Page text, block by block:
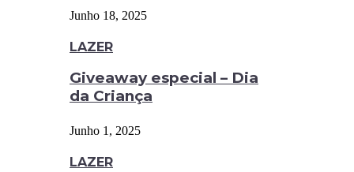
Junho 18, 2025
LAZER
Giveaway especial – Dia
da Criança
Junho 1, 2025
LAZER